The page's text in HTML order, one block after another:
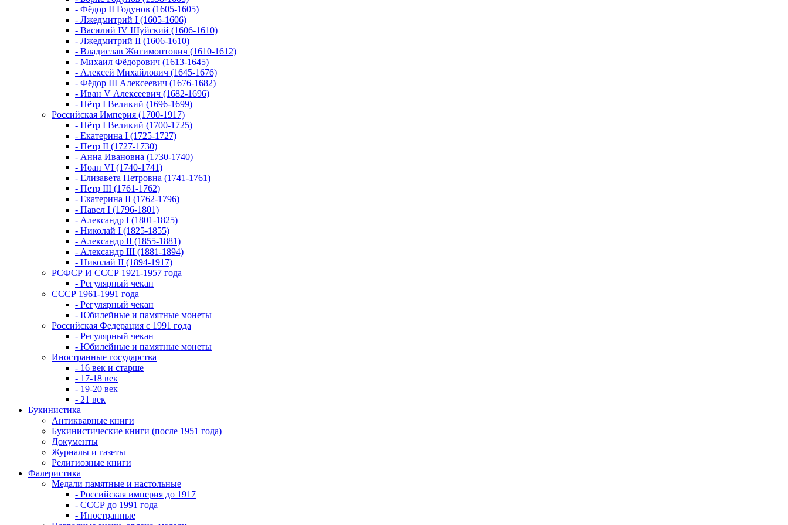
- Фёдор II Годунов (1605-1605)
- Лжедмитрий I (1605-1606)
- Василий IV Шуйский (1606-1610)
- Лжедмитрий II (1606-1610)
- Владислав Жигимонтович (1610-1612)
- Михаил Фёдорович (1613-1645)
- Алексей Михайлович (1645-1676)
- Фёдор III Алексеевич (1676-1682)
- Иван V Алексеевич (1682-1696)
- Пётр I Великий (1696-1699)
Российская Империя (1700-1917)
- Пётр I Великий (1700-1725)
- Екатерина I (1725-1727)
- Петр II (1727-1730)
- Анна Ивановна (1730-1740)
- Иоан VI (1740-1741)
- Елизавета Петровна (1741-1761)
- Петр III (1761-1762)
- Екатерина II (1762-1796)
- Павел I (1796-1801)
- Александр I (1801-1825)
- Николай I (1825-1855)
- Александр II (1855-1881)
- Александр III (1881-1894)
- Николай II (1894-1917)
РСФСР И СССР 1921-1957 года
- Регулярный чекан
СССР 1961-1991 года
- Регулярный чекан
- Юбилейные и памятные монеты
Российская Федерация с 1991 года
- Регулярный чекан
- Юбилейные и памятные монеты
Иностранные государства
- 16 век и старше
- 17-18 век
- 19-20 век
- 21 век
Букинистика
Антикварные книги
Букинистические книги (после 1951 года)
Документы
Журналы и газеты
Религиозные книги
Фалеристика
Медали памятные и настольные
- Российская империя до 1917
- СССР до 1991 года
- Иностранные